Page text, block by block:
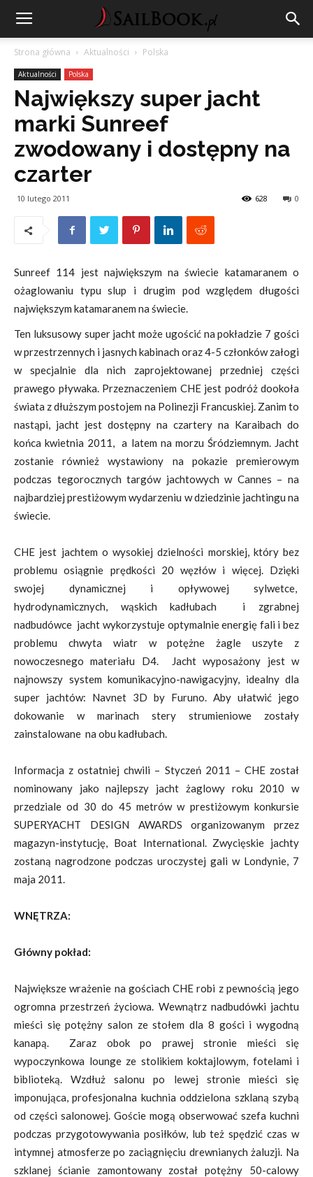
Strona główna Aktualności Polska
Aktualności Polska
Największy super jacht
marki Sunreef
zwodowany i dostępny na
czarter
10 lutego 2011 0
628
Sunreef 114 jest największym na świecie katamaranem o
ożaglowaniu typu slup i drugim pod względem długości
największym katamaranem na świecie.
Ten luksusowy super jacht może ugościć na pokładzie 7 gości
w przestrzennych i jasnych kabinach oraz 4-5 członków załogi
w specjalnie dla nich zaprojektowanej przedniej części
prawego pływaka. Przeznaczeniem CHE jest podróż dookoła
świata z dłuższym postojem na Polinezji Francuskiej. Zanim to
nastąpi, jacht jest dostępny na czartery na Karaibach do
końca kwietnia 2011, a latem na morzu Śródziemnym. Jacht
zostanie również wystawiony na pokazie premierowym
podczas tegorocznych targów jachtowych w Cannes – na
najbardziej prestiżowym wydarzeniu w dziedzinie jachtingu na
świecie.
CHE jest jachtem o wysokiej dzielności morskiej, który bez
problemu osiągnie prędkości 20 węzłów i więcej. Dzięki
swojej dynamicznej i opływowej sylwetce,
hydrodynamicznych, wąskich kadłubach i zgrabnej
nadbudówce jacht wykorzystuje optymalnie energię fali i bez
problemu chwyta wiatr w potężne żagle uszyte z
nowoczesnego materiału D4. Jacht wyposażony jest w
najnowszy system komunikacyjno-nawigacyjny, idealny dla
super jachtów: Navnet 3D by Furuno. Aby ułatwić jego
dokowanie w marinach stery strumieniowe zostały
zainstalowane na obu kadłubach.
Informacja z ostatniej chwili – Styczeń 2011 – CHE został
nominowany jako najlepszy jacht żaglowy roku 2010 w
przedziale od 30 do 45 metrów w prestiżowym konkursie
SUPERYACHT DESIGN AWARDS organizowanym przez
magazyn-instytucję, Boat International. Zwycięskie jachty
zostaną nagrodzone podczas uroczystej gali w Londynie, 7
maja 2011.
WNĘTRZA:
Główny pokład:
Największe wrażenie na gościach CHE robi z pewnością jego
ogromna przestrzeń życiowa. Wewnątrz nadbudówki jachtu
mieści się potężny salon ze stołem dla 8 gości i wygodną
kanapą. Zaraz obok po prawej stronie mieści się
wypoczynkowa lounge ze stolikiem koktajlowym, fotelami i
biblioteką. Wzdłuż salonu po lewej stronie mieści się
imponująca, profesjonalna kuchnia oddzielona szklaną szybą
od części salonowej. Goście mogą obserwować szefa kuchni
podczas przygotowywania posiłków, lub też spędzić czas w
intymnej atmosferze po zaciągnięciu drewnianych żaluzji. Na
szklanej ścianie zamontowany został potężny 50-calowy